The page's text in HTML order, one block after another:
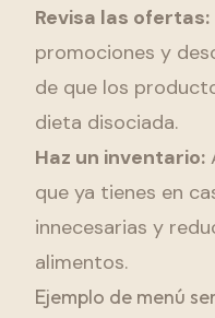
Revisa las ofertas:
promociones y
de que los
dieta disociada.
Haz un inventario:
que ya tienes en
innecesarias y
alimentos.
Ejemplo de menú